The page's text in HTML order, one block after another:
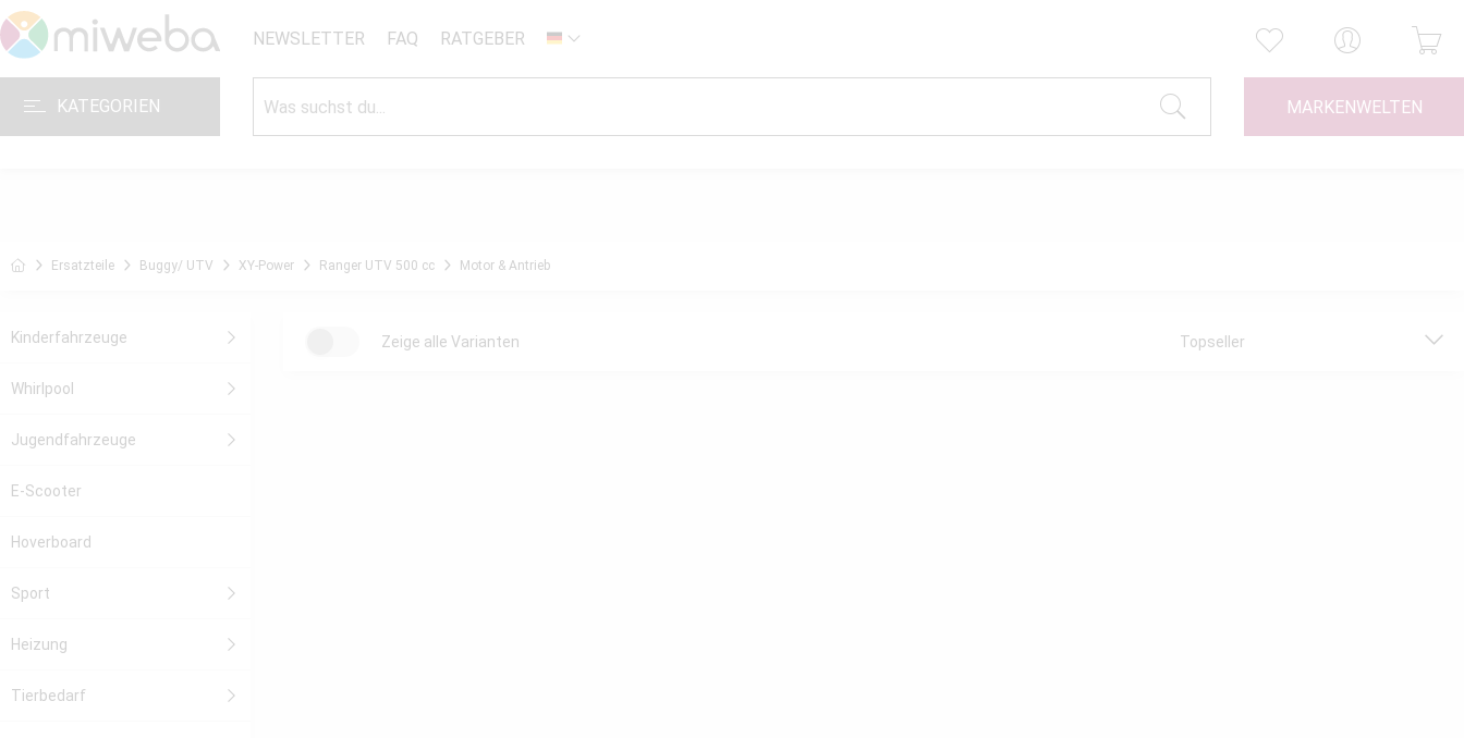
NEWSLETTER FAQ RATGEBER DE
KATEGORIEN MARKENWELTEN
Ersatzteile Buggy/ UTV XY-Power Ranger UTV 500 cc Motor & Antrieb
Kinderfahrzeuge
Whirlpool
Jugendfahrzeuge
E-Scooter
Hoverboard
Sport
Heizung
Tierbedarf
Zeige alle Varianten